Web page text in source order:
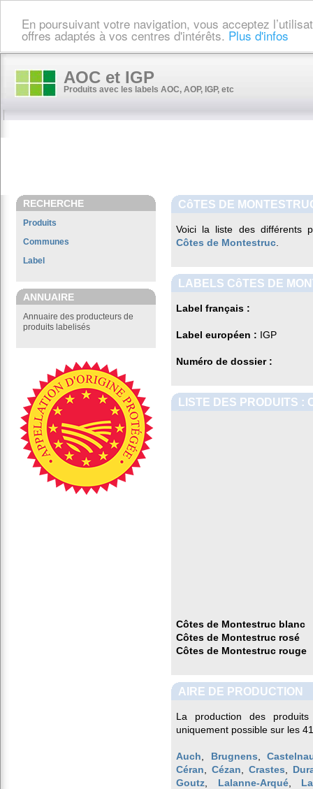
En poursuivant votre navigation, vous acceptez
offres adaptés à vos centres d'intérêts. Plus d'infos
AOC et IGP
Produits avec les labels AOC, AOP, IGP, etc
RECHERCHE
Produits
Communes
Label
ANNUAIRE
Annuaire des producteurs de
produits labelisés
CôTES DE
Voici la liste des différents
Côtes de Montestruc
LABELS CôTES DE
Label français :
Label européen : IGP
Numéro de dossier :
LISTE DES PRODUITS :
Côtes de Montestruc blanc
Côtes de Montestruc rosé
Côtes de Montestruc rouge
AIRE DE PRODUCTION
La production des
uniquement possible sur les
Auch Brugnens
Céran
Cézan Crastes
Goutz
Lalanne-Arqué,